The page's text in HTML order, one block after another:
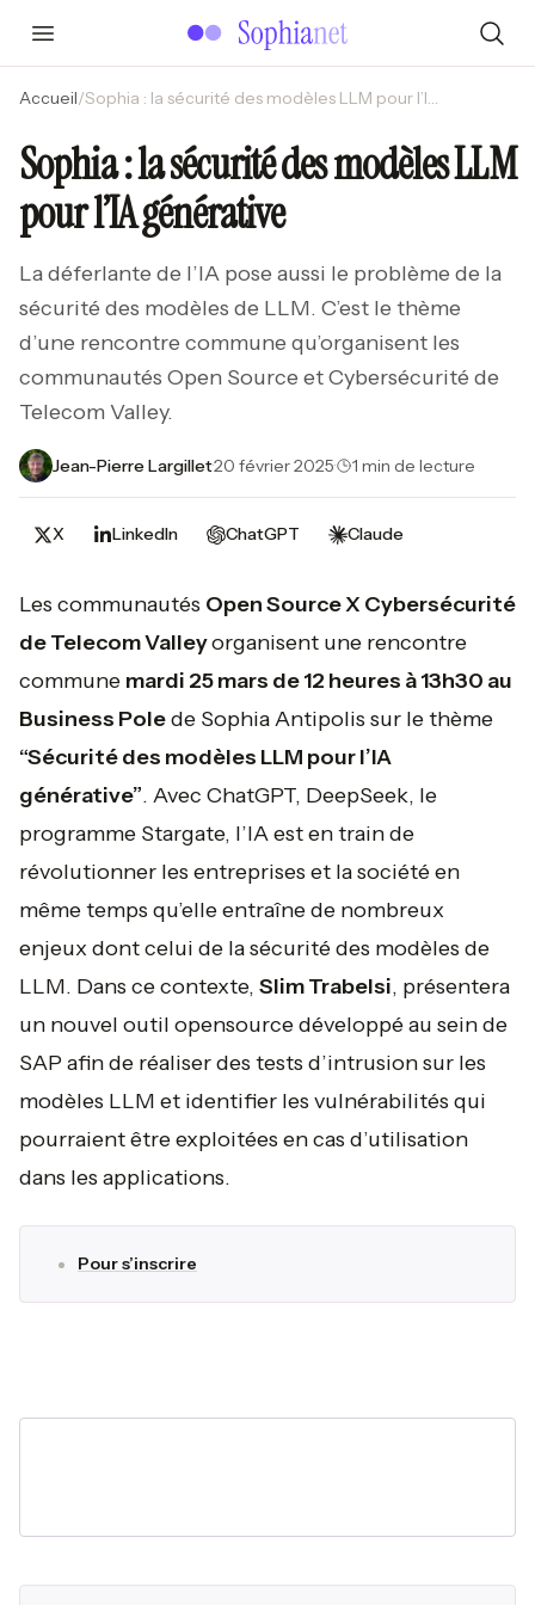
Accueil/ Sophia : la sécurité des modèles LLM pour l’IA générative
Sophia : la sécurité des modèles LLM
pour l’IA générative
La déferlante de l’IA pose aussi le problème de la
sécurité des modèles de LLM. C’est le thème
d’une rencontre commune qu’organisent les
communautés Open Source et Cybersécurité de
Telecom Valley.
Jean-Pierre Largillet·20 février 2025· 1 min de lecture
X LinkedIn ChatGPT Claude
Les communautés Open Source X Cybersécurité
de Telecom Valleyorganisent une rencontre
commune mardi 25 mars de 12 heures à 13h30 au
Business Polede Sophia Antipolis sur le thème
“Sécurité des modèles LLM pour l’IA
générative”. Avec ChatGPT, DeepSeek, le
programme Stargate, l’IA est en train de
révolutionner les entreprises et la société en
même temps qu’elle entraîne de nombreux
enjeux dont celui de la sécurité des modèles de
LLM. Dans ce contexte, Slim Trabelsi, présentera
un nouvel outil opensource développé au sein de
SAP afin de réaliser des tests d’intrusion sur les
modèles LLM et identifier les vulnérabilités qui
pourraient être exploitées en cas d’utilisation
dans les applications.
Pour s’inscrire